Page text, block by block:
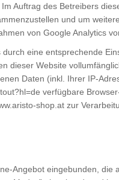
Auftrag des Betreibers
und um
von Google Analytics
eine entsprechende
dieser Website
Daten (inkl. Ihrer IP-
verfügbare
shop.at zur
Angebot eingebunden, die